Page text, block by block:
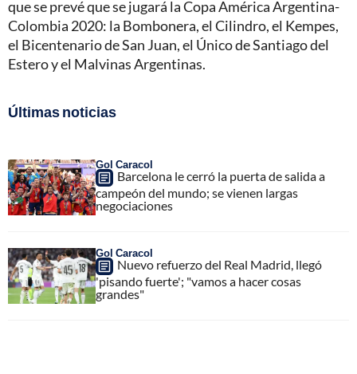
que se prevé que se jugará la Copa América Argentina-
Colombia 2020: la Bombonera, el Cilindro, el Kempes,
el Bicentenario de San Juan, el Único de Santiago del
Estero y el Malvinas Argentinas.
Últimas noticias
Gol Caracol
Barcelona le cerró la puerta de salida a
campeón del mundo; se vienen largas
negociaciones
Gol Caracol
Nuevo refuerzo del Real Madrid, llegó
'pisando fuerte'; "vamos a hacer cosas
grandes"